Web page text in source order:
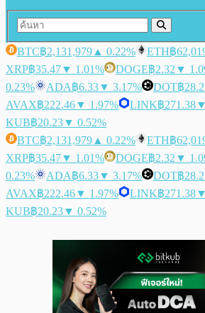
BTC฿2,131,979 ▲ 0.22% ETH฿
XRP฿35.47▼ 1.01% DOGE฿2.32 ▼
0.23%
ADA฿6.33▼ 3.17% DOT฿
AVAX฿222.46▼ 1.97% LINK฿271.38
KUB฿20.23▼ 0.52%
BTC฿2,131,979 ▲ 0.22% ETH฿
XRP฿35.47▼ 1.01% DOGE฿2.32 ▼
0.23%
ADA฿6.33▼ 3.17% DOT฿
AVAX฿222.46▼ 1.97% LINK฿271.38
KUB฿20.23▼ 0.52%